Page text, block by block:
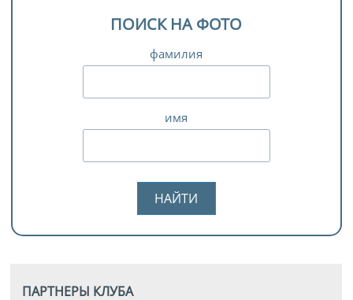
ПОИСК НА ФОТО
фамилия
имя
ПАРТНЕРЫ КЛУБА